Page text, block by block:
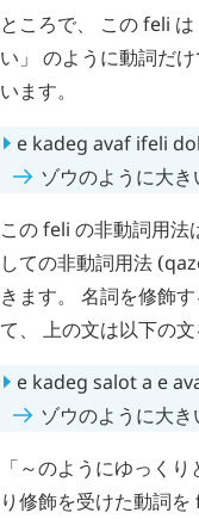
ところで、 このfeli
い」 のように動詞だ
います。
e kadeg avaf ifeli
ゾウのように大き
このfeli の非動詞用法
しての非動詞用法 (
きます。 名詞を修飾
て、 上の文は以下の
e kadeg salota e
ゾウのように大き
「～のようにゆっく
り修飾を受けた動詞を